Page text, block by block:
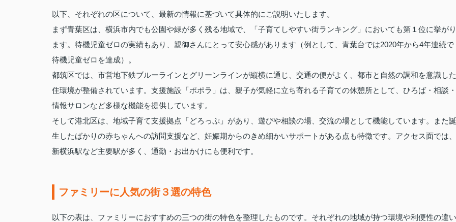
以下、それぞれの区について、最新の情報に基づいて具体的にご説明いたします。
まず青葉区は、横浜市内でも公園や緑が多く残る地域で、「子育てしやすい街ランキング」においても第１位に挙がり
ます。待機児童ゼロの実績もあり、親御さんにとって安心感があります（例として、青葉台では2020年から4年連続で
待機児童ゼロを達成）。
都筑区では、市営地下鉄ブルーラインとグリーンラインが縦横に通じ、交通の便がよく、都市と自然の調和を意識した
住環境が整備されています。支援施設「ポポラ」は、親子が気軽に立ち寄れる子育ての休憩所として、ひろば・相談・
情報サロンなど多様な機能を提供しています。
そして港北区は、地域子育て支援拠点「どろっぷ」があり、遊びや相談の場、交流の場として機能しています。また誕
生したばかりの赤ちゃんへの訪問支援など、妊娠期からのきめ細かいサポートがある点も特徴です。アクセス面では、
新横浜駅など主要駅が多く、通勤・お出かけにも便利です。
ファミリーに人気の街３選の特色
以下の表は、ファミリーにおすすめの三つの街の特色を整理したものです。それぞれの地域が持つ環境や利便性の違い